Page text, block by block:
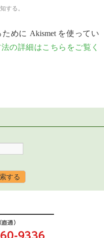
する。
めに Akismet を使ってい
の詳細はこちらをご覧く